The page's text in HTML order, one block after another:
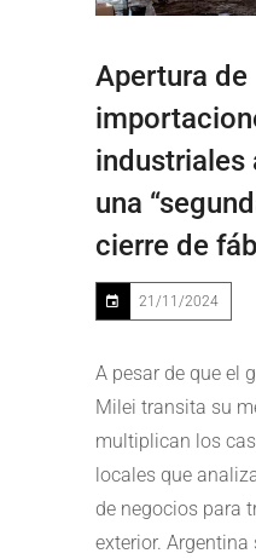
Apertura de
industriales
una
cierre de
21/11/2024
A pesar de que el
Milei transita su
multiplican los
locales que
de negocios para
exterior. Argentina